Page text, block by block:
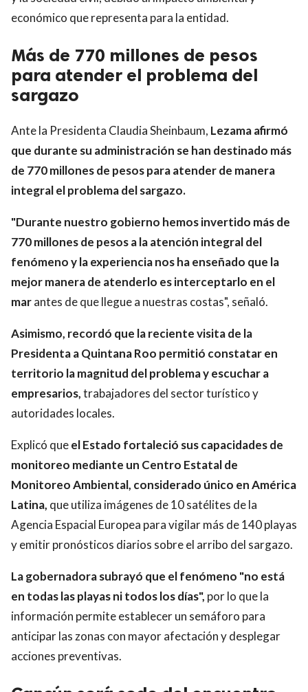
económico que representa para la entidad.
Más de 770 millones de pesos
para atender el problema del
sargazo
Ante la Presidenta Claudia Sheinbaum, Lezama afirmó
que durante su administración se han destinado más
de 770 millones de pesos para atender de manera
integral el problema del sargazo.
"Durante nuestro gobierno hemos invertido más de
770 millones de pesos a la atención integral del
fenómeno y la experiencia nos ha enseñado que la
mejor manera de atenderlo es interceptarlo en el
marantes de que llegue a nuestras costas", señaló.
Asimismo, recordó que la reciente visita de la
Presidenta a Quintana Roo permitió constatar en
territorio la magnitud del problema y escuchar a
empresarios,trabajadores del sector turístico y
autoridades locales.
Explicó queel Estado fortaleció sus capacidades de
monitoreo mediante un Centro Estatal de
Monitoreo Ambiental, considerado único en América
Latina, que utiliza imágenes de 10 satélites de la
Agencia Espacial Europea para vigilar más de 140 playas
y emitir pronósticos diarios sobre el arribo del sargazo.
La gobernadora subrayó que el fenómeno "no está
en todas las playas ni todos los días", por lo que la
información permite establecer un semáforo para
anticipar las zonas con mayor afectación y desplegar
acciones preventivas.